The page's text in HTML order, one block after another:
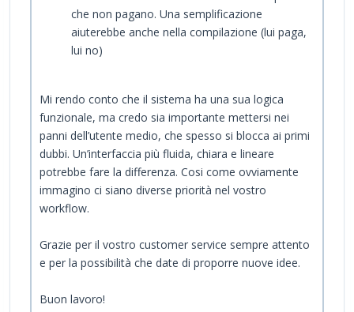
che non pagano. Una semplificazione
aiuterebbe anche nella compilazione (lui paga,
lui no)
Mi rendo conto che il sistema ha una sua logica
funzionale, ma credo sia importante mettersi nei
panni dell’utente medio, che spesso si blocca ai primi
dubbi. Un’interfaccia più fluida, chiara e lineare
potrebbe fare la differenza. Cosi come ovviamente
immagino ci siano diverse priorità nel vostro
workflow.
Grazie per il vostro customer service sempre attento
e per la possibilità che date di proporre nuove idee.
Buon lavoro!